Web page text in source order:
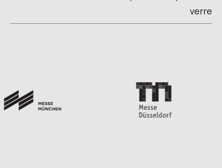
verre